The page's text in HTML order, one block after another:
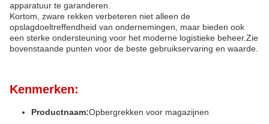
apparatuur te garanderen.
Kortom, zware rekken verbeteren niet alleen de
opslagdoeltreffendheid van ondernemingen, maar bieden ook
een sterke ondersteuning voor het moderne logistieke beheer.Zie
bovenstaande punten voor de beste gebruikservaring en waarde.
Kenmerken:
Productnaam:Opbergrekken voor magazijnen